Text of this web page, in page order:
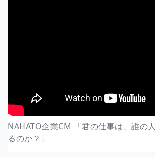
NAHATO企業CM 「君の仕事は、誰の
るのか？」